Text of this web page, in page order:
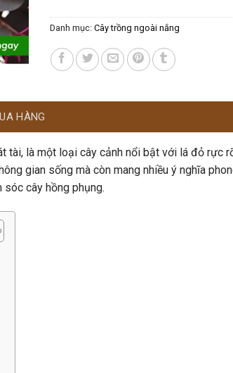
Danh mục: Cây trồng ngoài nắng
HÀNG
tài, là một loại cây cảnh nổi bật với lá đỏ rực
gian sống mà còn mang nhiều ý nghĩa
cây hồng phụng.